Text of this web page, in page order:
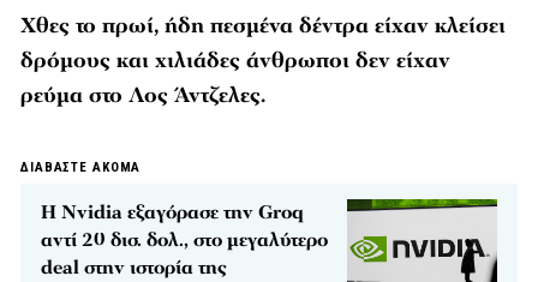
Χθες το πρωί, ήδη πεσμένα δέντρα είχαν κλείσει
δρόμους και χιλιάδες άνθρωποι δεν είχαν
ρεύμα στο Λος Άντζελες.
ΔΙΑΒΑΣΤΕ ΑΚΟΜΑ
Η Nvidia εξαγόρασε την Groq
αντί 20 δισ. δολ., στο μεγαλύτερο
deal στην ιστορία της